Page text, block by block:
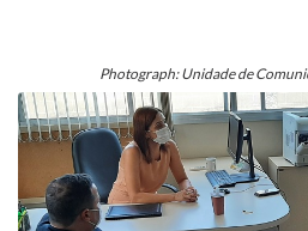
Photograph: Unidade de